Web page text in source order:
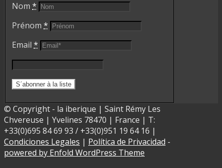
Nom *
Prénom *
Email *
© Copyright - la iberique | Saint Rémy Les
Chvereuse | Yvelines 78470 | France | T:
+33(0)695 84 69 93 / +33(0)951 19 64 16 |
Condiciones Legales | Política de Privacidad -
powered by Enfold WordPress Theme